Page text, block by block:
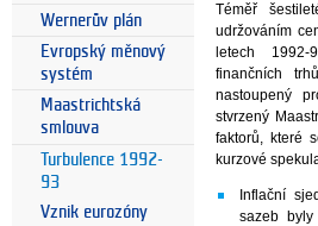
Wernerův plán
Evropský měnový
systém
Maastrichtská
smlouva
Turbulence 1992-
93
Vznik eurozóny
Téměř
udržováním
letech
finančních
nastoupený
stvrzený
faktorů, které
kurzové
Inflační
sazeb